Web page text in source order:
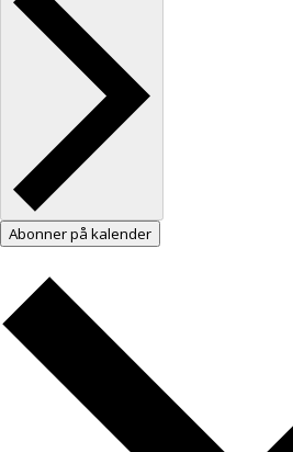
Abonner på kalender